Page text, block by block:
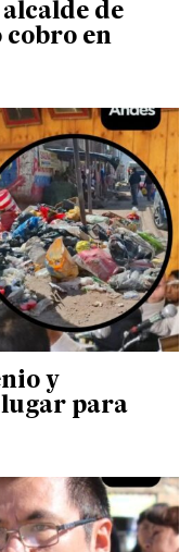
de
cobro en
y
para